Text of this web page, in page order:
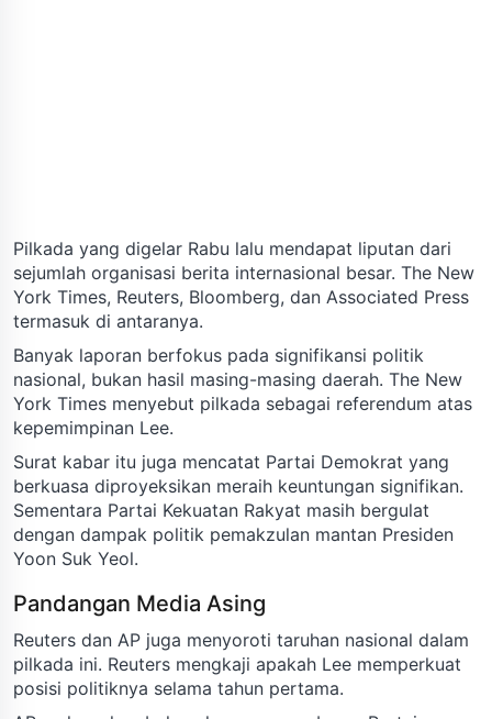
Pilkada yang digelar Rabu lalu mendapat liputan dari
sejumlah organisasi berita internasional besar. The New
York Times, Reuters, Bloomberg, dan Associated Press
termasuk di antaranya.
Banyak laporan berfokus pada signifikansi politik
nasional, bukan hasil masing-masing daerah. The New
York Times menyebut pilkada sebagai referendum atas
kepemimpinan Lee.
Surat kabar itu juga mencatat Partai Demokrat yang
berkuasa diproyeksikan meraih keuntungan signifikan.
Sementara Partai Kekuatan Rakyat masih bergulat
dengan dampak politik pemakzulan mantan Presiden
Yoon Suk Yeol.
Pandangan Media Asing
Reuters dan AP juga menyoroti taruhan nasional dalam
pilkada ini. Reuters mengkaji apakah Lee memperkuat
posisi politiknya selama tahun pertama.